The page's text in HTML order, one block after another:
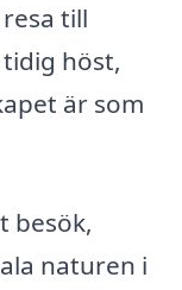
till
höst,
är som
besök,
naturen i